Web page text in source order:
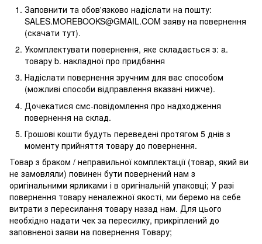
Заповнити та обов'язково надіслати на пошту:
SALES.MOREBOOKS@GMAIL.COM заяву на повернення
(скачати тут).
Укомплектувати повернення, яке складається з: a.
товару b. накладної про придбання
Надіслати повернення зручним для вас способом
(можливі способи відправлення вказані нижче).
Дочекатися смс-повідомлення про надходження
повернення на склад.
Грошові кошти будуть переведені протягом 5 днів з
моменту прийняття товару до повернення.
Товар з браком / неправильної комплектації (товар, який ви
не замовляли) повинен бути повернений нам з
оригінальними ярликами і в оригінальній упаковці; У разі
повернення товару неналежної якості, ми беремо на себе
витрати з пересилання товару назад нам. Для цього
необхідно надати чек за пересилку, прикріплений до
заповненої заяви на повернення Товару;